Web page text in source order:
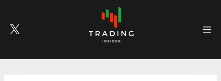
content